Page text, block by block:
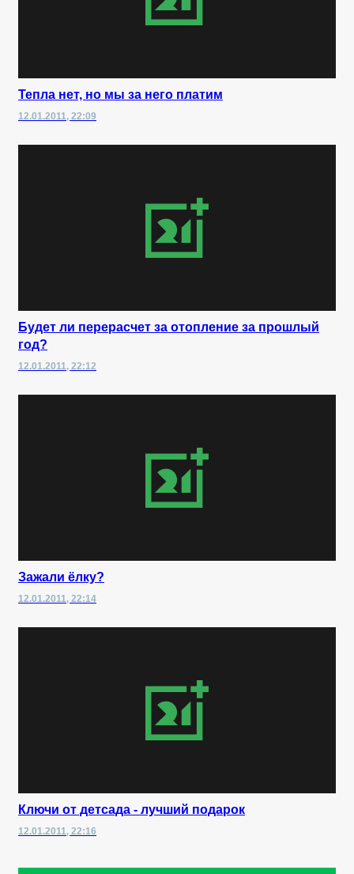
Тепла нет, но мы за него платим
12.01.2011, 22:09
Будет ли перерасчет за отопление за прошлый
год?
12.01.2011, 22:12
Зажали ёлку?
12.01.2011, 22:14
Ключи от детсада - лучший подарок
12.01.2011, 22:16